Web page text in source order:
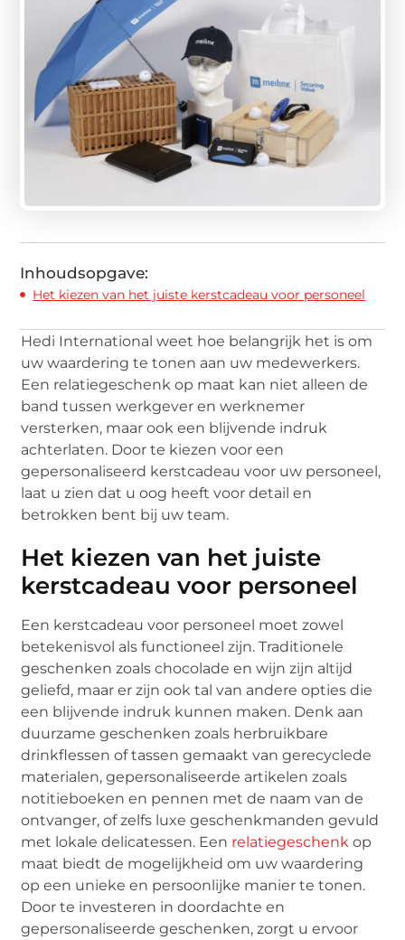
Inhoudsopgave:
Het kiezen van het juiste kerstcadeau voor personeel
Hedi International weet hoe belangrijk het is om
uw waardering te tonen aan uw medewerkers.
Een relatiegeschenk op maat kan niet alleen de
band tussen werkgever en werknemer
versterken, maar ook een blijvende indruk
achterlaten. Door te kiezen voor een
gepersonaliseerd kerstcadeau voor uw personeel,
laat u zien dat u oog heeft voor detail en
betrokken bent bij uw team.
Het kiezen van het juiste
kerstcadeau voor personeel
Een kerstcadeau voor personeel moet zowel
betekenisvol als functioneel zijn. Traditionele
geschenken zoals chocolade en wijn zijn altijd
geliefd, maar er zijn ook tal van andere opties die
een blijvende indruk kunnen maken. Denk aan
duurzame geschenken zoals herbruikbare
drinkflessen of tassen gemaakt van gerecyclede
materialen, gepersonaliseerde artikelen zoals
notitieboeken en pennen met de naam van de
ontvanger, of zelfs luxe geschenkmanden gevuld
met lokale delicatessen. Een relatiegeschenk op
maat biedt de mogelijkheid om uw waardering
op een unieke en persoonlijke manier te tonen.
Door te investeren in doordachte en
gepersonaliseerde geschenken, zorgt u ervoor